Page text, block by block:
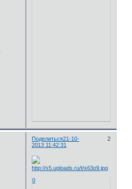
Поделиться 2
21-10-
2013 11:42:31
0